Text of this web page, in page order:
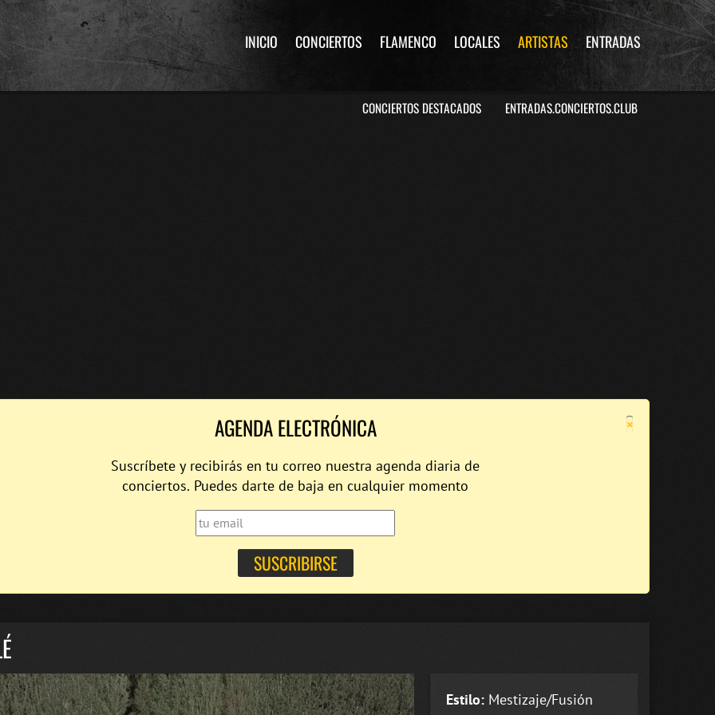
INICIO CONCIERTOS FLAMENCO LOCALES ARTISTAS ENTRADAS
CONCIERTOS DESTACADOS ENTRADAS.CONCIERTOS.CLUB
×
AGENDA ELECTRÓNICA
Suscríbete y recibirás en tu correo nuestra agenda diaria de
conciertos. Puedes darte de baja en cualquier momento
Estilo: Mestizaje/Fusión